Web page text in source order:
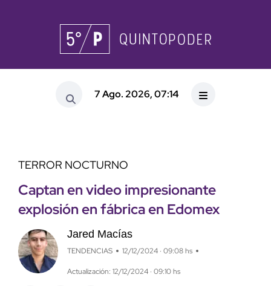
7 Ago. 2026, 07:14
TERROR NOCTURNO
Captan en video impresionante
explosión en fábrica en Edomex
Jared Macías
TENDENCIAS 12/12/2024 · 09:08 hs
Actualización: 12/12/2024 · 09:10 hs